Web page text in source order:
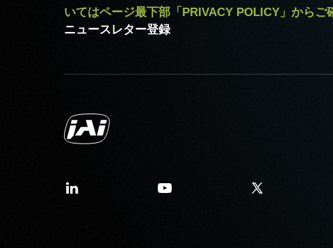
いてはページ最下部「PRIVACY POLICY」からご
ニュースレター登録